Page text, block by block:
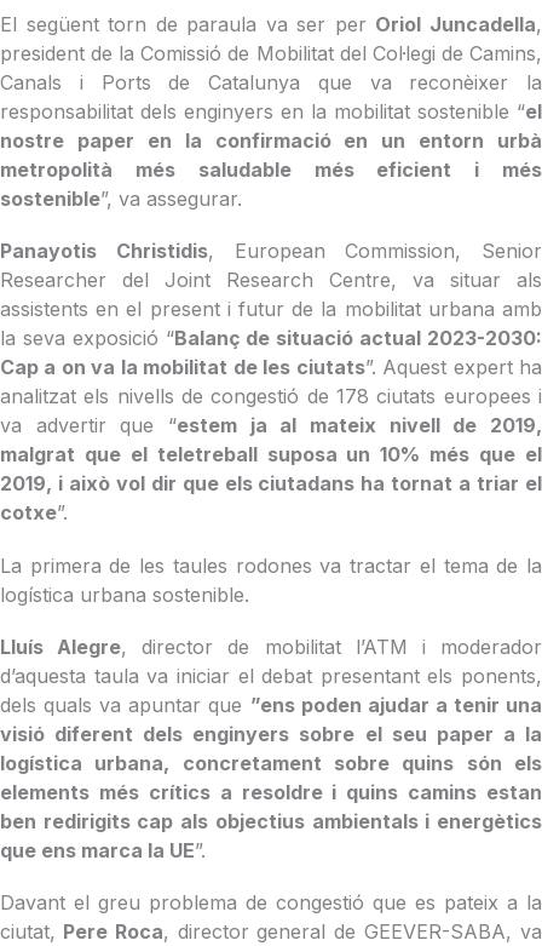
El següent torn de paraula va ser per Oriol Juncadella,
president de la Comissió de Mobilitat del Col·legi de Camins,
Canals i Ports de Catalunya que va reconèixer la
responsabilitat dels enginyers en la mobilitat sostenible “el
nostre paper en la confirmació en un entorn urbà
metropolità més saludable més eficient i més
sostenible”, va assegurar.
Panayotis Christidis, European Commission, Senior
Researcher del Joint Research Centre, va situar als
assistents en el present i futur de la mobilitat urbana amb
la seva exposició “Balanç de situació actual 2023-2030:
Cap a on va la mobilitat de les ciutats”. Aquest expert ha
analitzat els nivells de congestió de 178 ciutats europees i
va advertir que “estem ja al mateix nivell de 2019,
malgrat que el teletreball suposa un 10% més que el
2019, i això vol dir que els ciutadans ha tornat a triar el
cotxe”.
La primera de les taules rodones va tractar el tema de la
logística urbana sostenible.
Lluís Alegre, director de mobilitat l’ATM i moderador
d’aquesta taula va iniciar el debat presentant els ponents,
dels quals va apuntar que ”ens poden ajudar a tenir una
visió diferent dels enginyers sobre el seu paper a la
logística urbana, concretament sobre quins són els
elements més crítics a resoldre i quins camins estan
ben redirigits cap als objectius ambientals i energètics
que ens marca la UE”.
Davant el greu problema de congestió que es pateix a la
ciutat, Pere Roca, director general de GEEVER-SABA, va